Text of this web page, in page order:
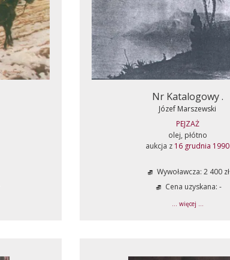
Nr Katalogowy .
Józef Marszewski
PEJZAŻ
olej, płótno
aukcja z 16 grudnia 1990
Wywoławcza: 2 400 zł
Cena uzyskana: -
... więcej ...